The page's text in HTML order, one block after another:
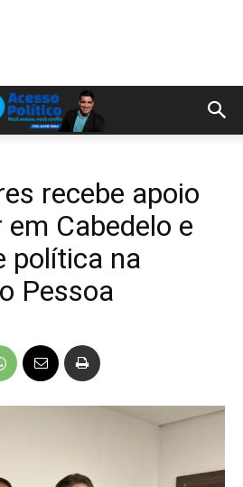
recebe apoio
Cabedelo e
política na
Pessoa